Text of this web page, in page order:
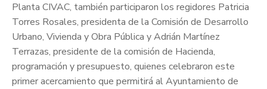
Planta CIVAC, también participaron los regidores Patricia
Torres Rosales, presidenta de la Comisión de Desarrollo
Urbano, Vivienda y Obra Pública y Adrián Martínez
Terrazas, presidente de la comisión de Hacienda,
programación y presupuesto, quienes celebraron este
primer acercamiento que permitirá al Ayuntamiento de